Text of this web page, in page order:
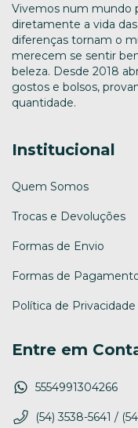
Vivemos num mundo
diretamente a vida
diferenças tornam o
merecem se sentir
beleza. Desde 2018
gostos e bolsos,
quantidade.
Institucional
Quem Somos
Trocas e Devoluções
Formas de Envio
Formas de
Política de Privacidade
Entre em
5554991304266
(54) 3538-5641 /